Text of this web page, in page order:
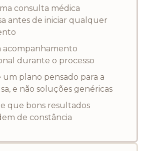
consulta médica
antes de iniciar qualquer
acompanhamento
durante o processo
um plano pensado para a
e não soluções genéricas
que bons resultados
de constância